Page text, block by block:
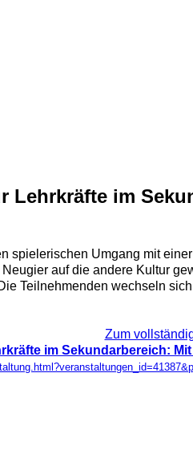
im
spielerischen Umgang mit
auf die andere Kultur
Teilnehmenden wechseln
Zum
im Sekundarbereich: